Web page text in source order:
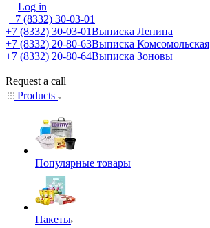
Log in
+7 (8332) 30-03-01
+7 (8332) 30-03-01Выписка Ленина
+7 (8332) 20-80-63Выписка Комсомольская
+7 (8332) 20-80-64Выписка Зоновы
Request a call
Products
Популярные товары
Пакеты